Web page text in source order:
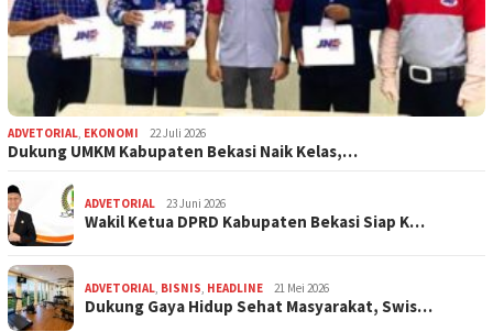
ADVETORIAL EKONOMI 22 Juli 2026
Dukung UMKM Kabupaten Bekasi Naik Kelas,…
ADVETORIAL 23 Juni 2026
Wakil Ketua DPRD Kabupaten Bekasi Siap K…
ADVETORIAL BISNIS HEADLINE 21 Mei 2026
Dukung Gaya Hidup Sehat Masyarakat, Swis…